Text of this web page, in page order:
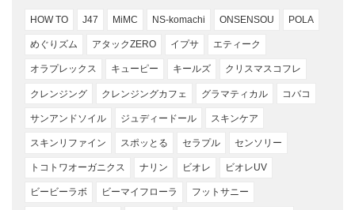
HOW TO J47 MiMC NS-komachi ONSENSOU POLA
めぐりズム アタックZERO イプサ エティーク
オラプレックス キューピー キールズ クリスマスコフレ
クレンジング クレンジングカフェ グラマティカル コバコ
サンアンドソイル ジュディードール スキンケア
スキンリファイン スポッとる セラプル センソリー
トコトワオーガニクス ナリン ビオレ ビオレUV
ビービーラボ ビーマイフローラ フットサニー